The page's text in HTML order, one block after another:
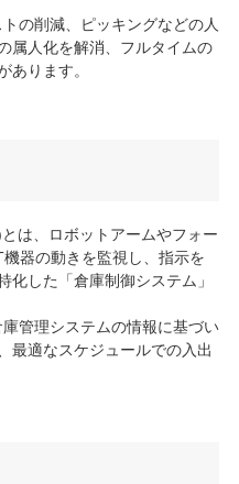
の削減、ピッキングなどの人
属人化を解消、フルタイムの
あります。
は、ロボットアームやフォー
器の動きを監視し、指示を
化した「倉庫制御システム」
管理システムの情報に基づい
最適なスケジュールでの入出